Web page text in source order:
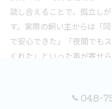
談し合えることで、孤立し
す。実際の飼い主からは「
で安心できた」「夜間でも
くれた」といった声が寄せら
048-